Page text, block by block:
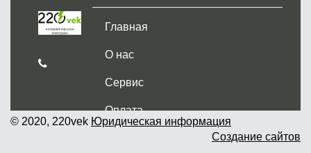
Главная
О нас
Сервис
Оплата
Доставка и самовывоз
© 2020, 220vek Юридическая информация
Создание сайтов